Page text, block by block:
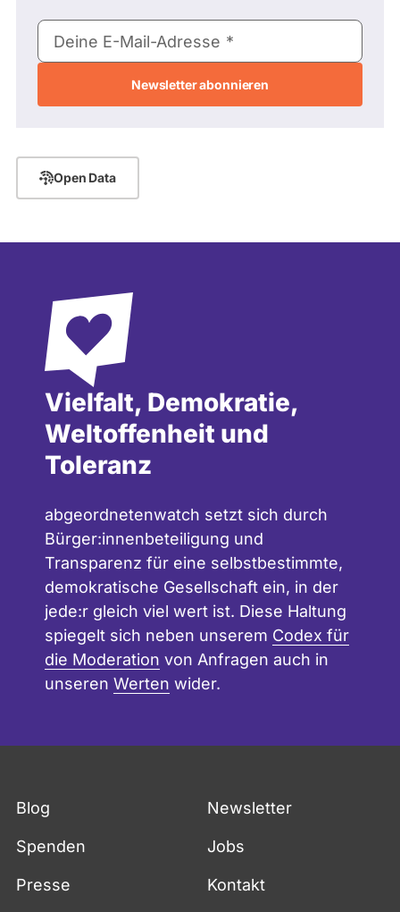
E-
Mail-
Deine E-Mail-Adresse
Open Data
Vielfalt, Demokratie,
Weltoffenheit und
Toleranz
abgeordnetenwatch setzt sich durch
Bürger:innenbeteiligung und
Transparenz für eine selbstbestimmte,
demokratische Gesellschaft ein, in der
jede:r gleich viel wert ist. Diese Haltung
spiegelt sich neben unserem Codex für
die Moderation von Anfragen auch in
unseren Werten wider.
Blog Newsletter
Spenden Jobs
Presse Kontakt